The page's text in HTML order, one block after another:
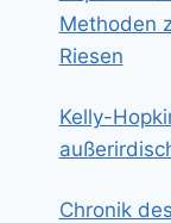
Methoden
Riesen
Kelly-
Chronik